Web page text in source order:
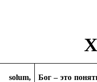
Бог – это